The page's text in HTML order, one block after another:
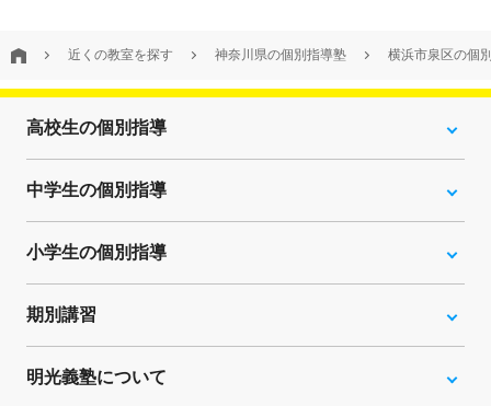
近くの教室を探す 神奈川県の個別指導塾 横浜市泉区の個
高校生の個別指導
中学生の個別指導
小学生の個別指導
期別講習
明光義塾について